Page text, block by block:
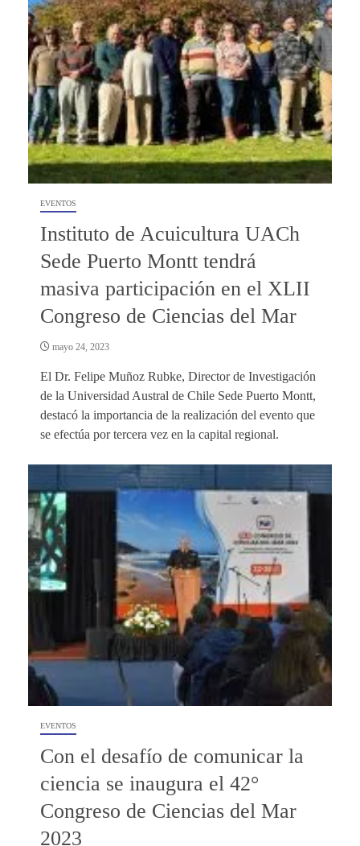
EVENTOS
Instituto de Acuicultura UACh
Sede Puerto Montt tendrá
masiva participación en el XLII
Congreso de Ciencias del Mar
mayo 24, 2023
El Dr. Felipe Muñoz Rubke, Director de Investigación
de la Universidad Austral de Chile Sede Puerto Montt,
destacó la importancia de la realización del evento que
se efectúa por tercera vez en la capital regional.
EVENTOS
Con el desafío de comunicar la
ciencia se inaugura el 42°
Congreso de Ciencias del Mar
2023